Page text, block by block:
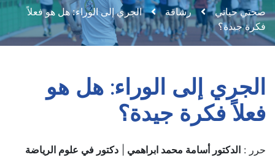
صحتي حياتي رشاقة
الجري إلى الوراء: هل هو فعلاً
فكرة جيدة؟
الجري إلى الوراء: هل هو
فعلاً فكرة جيدة؟
حرر : الدكتور أسامة محمد ابراهمي
دكتور في علوم الرياضة